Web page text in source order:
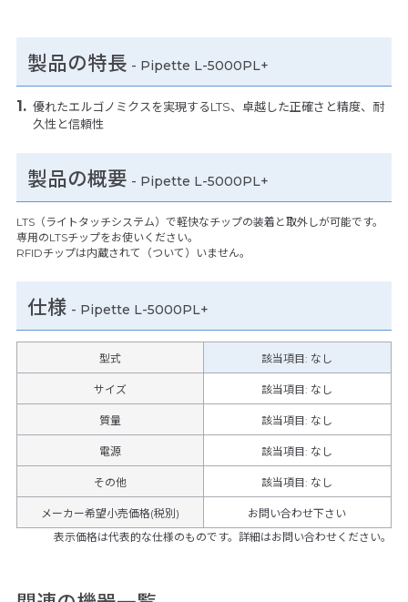
製品の特長 - Pipette L-5000PL+
優れたエルゴノミクスを実現するLTS、卓越した正確さと精度、耐
久性と信頼性
製品の概要 - Pipette L-5000PL+
LTS（ライトタッチシステム）で軽快なチップの装着と取外しが可能です。
専用のLTSチップをお使いください。
RFIDチップは内蔵されて（ついて）いません。
仕様 - Pipette L-5000PL+
型式 該当項目: なし
サイズ 該当項目: なし
質量 該当項目: なし
電源 該当項目: なし
その他 該当項目: なし
メーカー希望小売価格(税別)
お問い合わせ下さい
表示価格は代表的な仕様のものです。詳細はお問い合わせください。